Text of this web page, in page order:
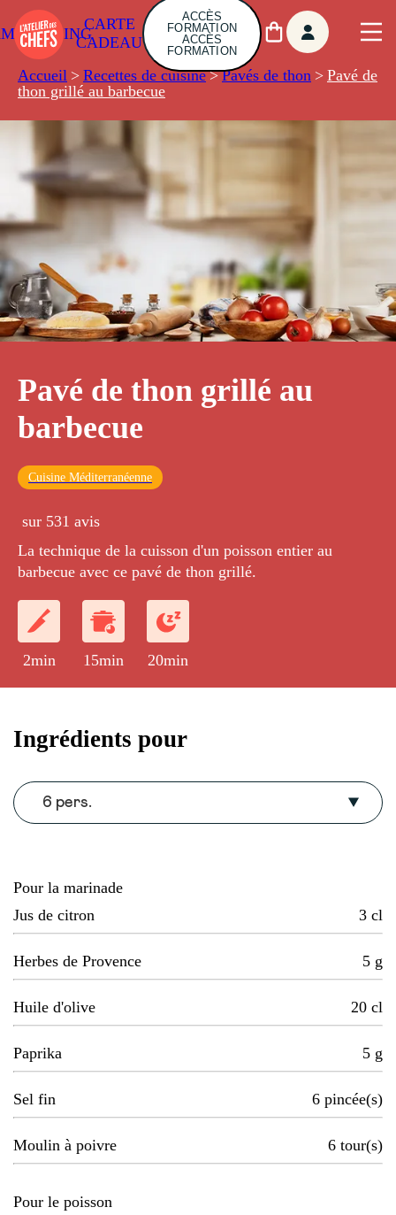
CARTE
CADEAU
ACCÈS
FORMATION
ACCÈS
FORMATION
Accueil > Recettes de cuisine > Pavés de thon > Pavé de
thon grillé au barbecue
Pavé de thon grillé au
barbecue
Cuisine Méditerranéenne
sur 531 avis
La technique de la cuisson d'un poisson entier au
barbecue avec ce pavé de thon grillé.
2min 15min 20min
Ingrédients pour
6 pers.
Pour la marinade
Jus de citron
3 cl
Herbes de Provence 5 g
Huile d'olive 20 cl
Paprika 5 g
Sel fin 6 pincée(s)
Moulin à poivre 6 tour(s)
Pour le poisson